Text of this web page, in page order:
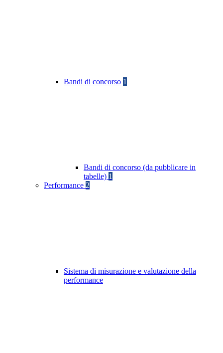
Bandi di concorso 1
Bandi di concorso (da pubblicare in
tabelle) 1
Performance 2
Sistema di misurazione e valutazione della
performance